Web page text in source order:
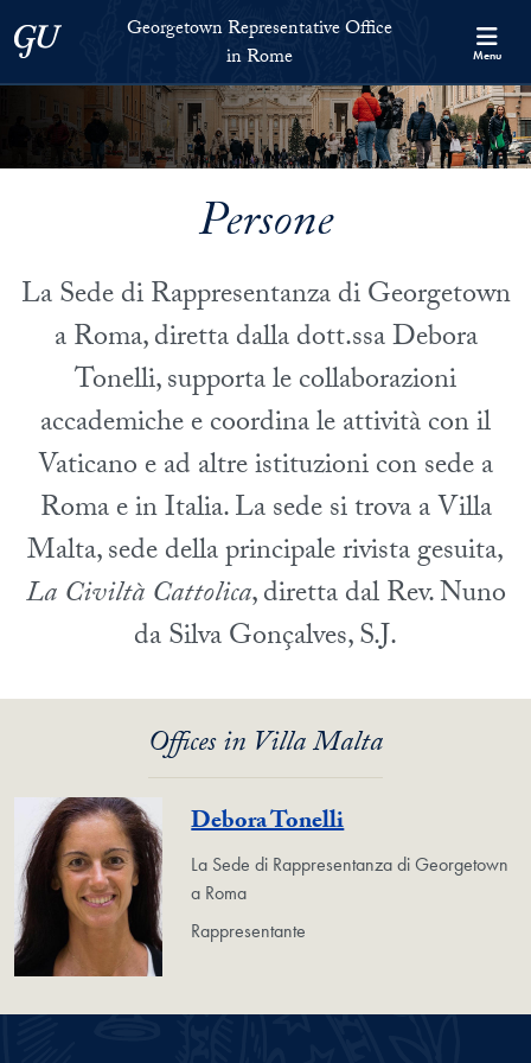
Georgetown UniversityGeorgetown Representative Office
in Rome
Menu
Persone
La Sede di Rappresentanza di Georgetown
a Roma, diretta dalla dott.ssa Debora
Tonelli, supporta le collaborazioni
accademiche e coordina le attività con il
Vaticano e ad altre istituzioni con sede a
Roma e in Italia. La sede si trova a Villa
Malta, sede della principale rivista gesuita,
La Civiltà Cattolica, diretta dal Rev. Nuno
da Silva Gonçalves, S.J.
Offices in Villa Malta
Debora Tonelli
La Sede di Rappresentanza di Georgetown
a Roma
Rappresentante